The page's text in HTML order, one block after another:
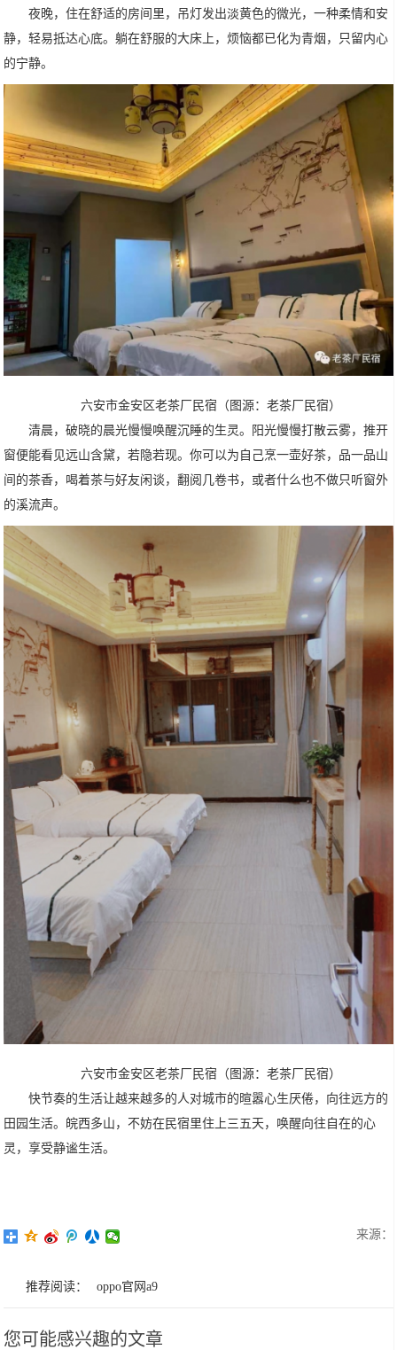
夜晚，住在舒适的房间里，吊灯发出淡黄色的微光，一种柔情和安
静，轻易抵达心底。躺在舒服的大床上，烦恼都已化为青烟，只留内心
的宁静。
六安市金安区老茶厂民宿（图源：老茶厂民宿）
清晨，破晓的晨光慢慢唤醒沉睡的生灵。阳光慢慢打散云雾，推开
窗便能看见远山含黛，若隐若现。你可以为自己烹一壶好茶，品一品山
间的茶香，喝着茶与好友闲谈，翻阅几卷书，或者什么也不做只听窗外
的溪流声。
六安市金安区老茶厂民宿（图源：老茶厂民宿）
快节奏的生活让越来越多的人对城市的暄嚣心生厌倦，向往远方的
田园生活。皖西多山，不妨在民宿里住上三五天，唤醒向往自在的心
灵，享受静谧生活。
来源：
推荐阅读： oppo官网a9
您可能感兴趣的文章